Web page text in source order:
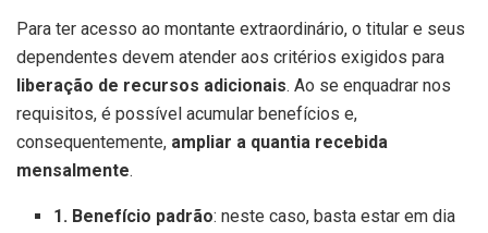
Para ter acesso ao montante extraordinário, o titular e seus
dependentes devem atender aos critérios exigidos para
liberação de recursos adicionais. Ao se enquadrar nos
requisitos, é possível acumular benefícios e,
consequentemente, ampliar a quantia recebida
mensalmente.
1. Benefício padrão: neste caso, basta estar em dia